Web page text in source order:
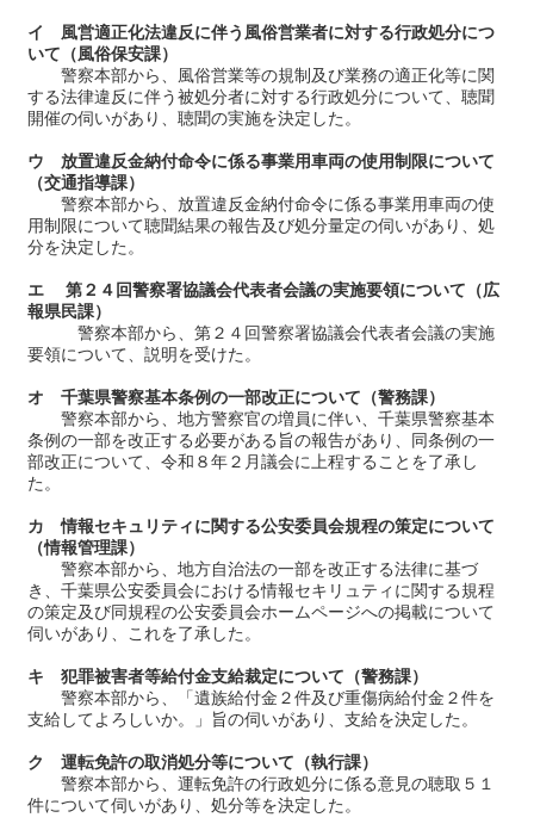
イ 風営適正化法違反に伴う風俗営業者に対する行政処分につ
いて（風俗保安課）
警察本部から、風俗営業等の規制及び業務の適正化等に関
する法律違反に伴う被処分者に対する行政処分について、聴聞
開催の伺いがあり、聴聞の実施を決定した。
ウ 放置違反金納付命令に係る事業用車両の使用制限について
（交通指導課）
警察本部から、放置違反金納付命令に係る事業用車両の使
用制限について聴聞結果の報告及び処分量定の伺いがあり、処
分を決定した。
エ 第２４回警察署協議会代表者会議の実施要領について（広
報県民課）
警察本部から、第２４回警察署協議会代表者会議の実施
要領について、説明を受けた。
オ 千葉県警察基本条例の一部改正について（警務課）
警察本部から、地方警察官の増員に伴い、千葉県警察基本
条例の一部を改正する必要がある旨の報告があり、同条例の一
部改正について、令和８年２月議会に上程することを了承し
た。
カ 情報セキュリティに関する公安委員会規程の策定について
（情報管理課）
警察本部から、地方自治法の一部を改正する法律に基づ
き、千葉県公安委員会における情報セキリュティに関する規程
の策定及び同規程の公安委員会ホームページへの掲載について
伺いがあり、これを了承した。
キ 犯罪被害者等給付金支給裁定について（警務課）
警察本部から、「遺族給付金２件及び重傷病給付金２件を
支給してよろしいか。」旨の伺いがあり、支給を決定した。
ク 運転免許の取消処分等について（執行課）
警察本部から、運転免許の行政処分に係る意見の聴取５１
件について伺いがあり、処分等を決定した。